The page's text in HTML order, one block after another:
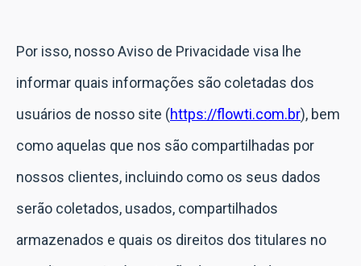
Por isso, nosso Aviso de Privacidade visa lhe
informar quais informações são coletadas dos
usuários de nosso site (https://flowti.com.br), bem
como aquelas que nos são compartilhadas por
nossos clientes, incluindo como os seus dados
serão coletados, usados, compartilhados
armazenados e quais os direitos dos titulares no